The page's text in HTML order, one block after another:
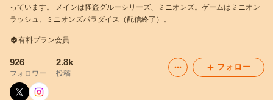
っています。 メインは怪盗グルーシリーズ、ミニオンズ。ゲームはミニオン
ラッシュ、ミニオンズパラダイス（配信終了）。
有料プラン会員
926
フォロワー
2.8k
投稿
フォロー